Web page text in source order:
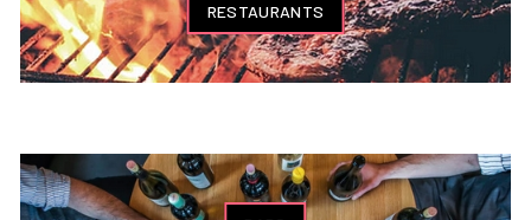
RESTAURANTS